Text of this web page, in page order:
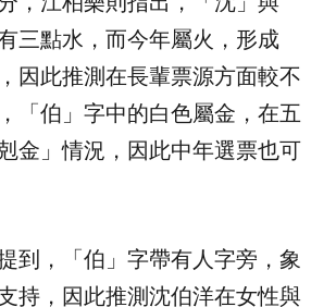
三點水，而今年屬火，形成
因此推測在長輩票源方面較不
「伯」字中的白色屬金，在五
金」情況，因此中年選票也可
到，「伯」字帶有人字旁，象
持，因此推測沈伯洋在女性與